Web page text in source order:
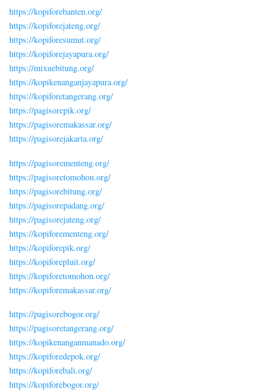
https://kopiforebanten.org/
https://kopiforejateng.org/
https://kopiforesumut.org/
https://kopiforejayapura.org/
https://mixuebitung.org/
https://kopikenanganjayapura.org/
https://kopiforetangerang.org/
https://pagisorepik.org/
https://pagisoremakassar.org/
https://pagisorejakarta.org/
https://pagisorementeng.org/
https://pagisoretomohon.org/
https://pagisorebitung.org/
https://pagisorepadang.org/
https://pagisorejateng.org/
https://kopiforementeng.org/
https://kopiforepik.org/
https://kopiforepluit.org/
https://kopiforetomohon.org/
https://kopiforemakassar.org/
https://pagisorebogor.org/
https://pagisoretangerang.org/
https://kopikenanganmanado.org/
https://kopiforedepok.org/
https://kopiforebali.org/
https://kopiforebogor.org/